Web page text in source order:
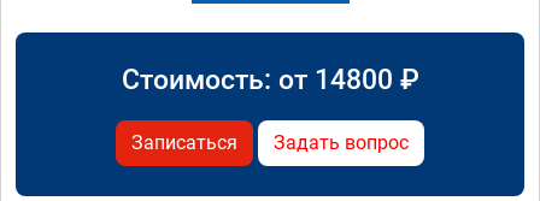
Стоимость: от 14800 ₽
Записаться Задать вопрос